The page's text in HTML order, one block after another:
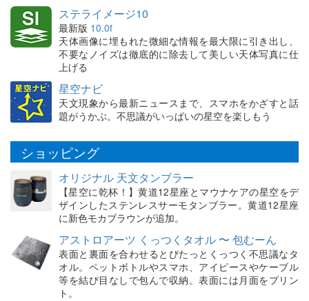
ステライメージ10
最新版 10.0f
天体画像に埋もれた微細な情報を最大限に引き出し、
不要なノイズは徹底的に除去して美しい天体写真に仕
上げる
星空ナビ
天文現象から最新ニュースまで、スマホをかざすと話
題がうかぶ。不思議がいっぱいの星空を楽しもう
ショッピング
オリジナル 天文タンブラー
【星空に乾杯！】黄道12星座とマウナケアの星空をデ
ザインしたステンレスサーモタンブラー。黄道12星座
に新色モカブラウンが追加。
アストロアーツ くっつくタオル 〜 包むーん
表面と裏面を合わせるとぴたっとくっつく不思議なタ
オル。ペットボトルやスマホ、アイピースやケーブル
等を結び目なしで包んで収納。表面には月面をプリン
ト。